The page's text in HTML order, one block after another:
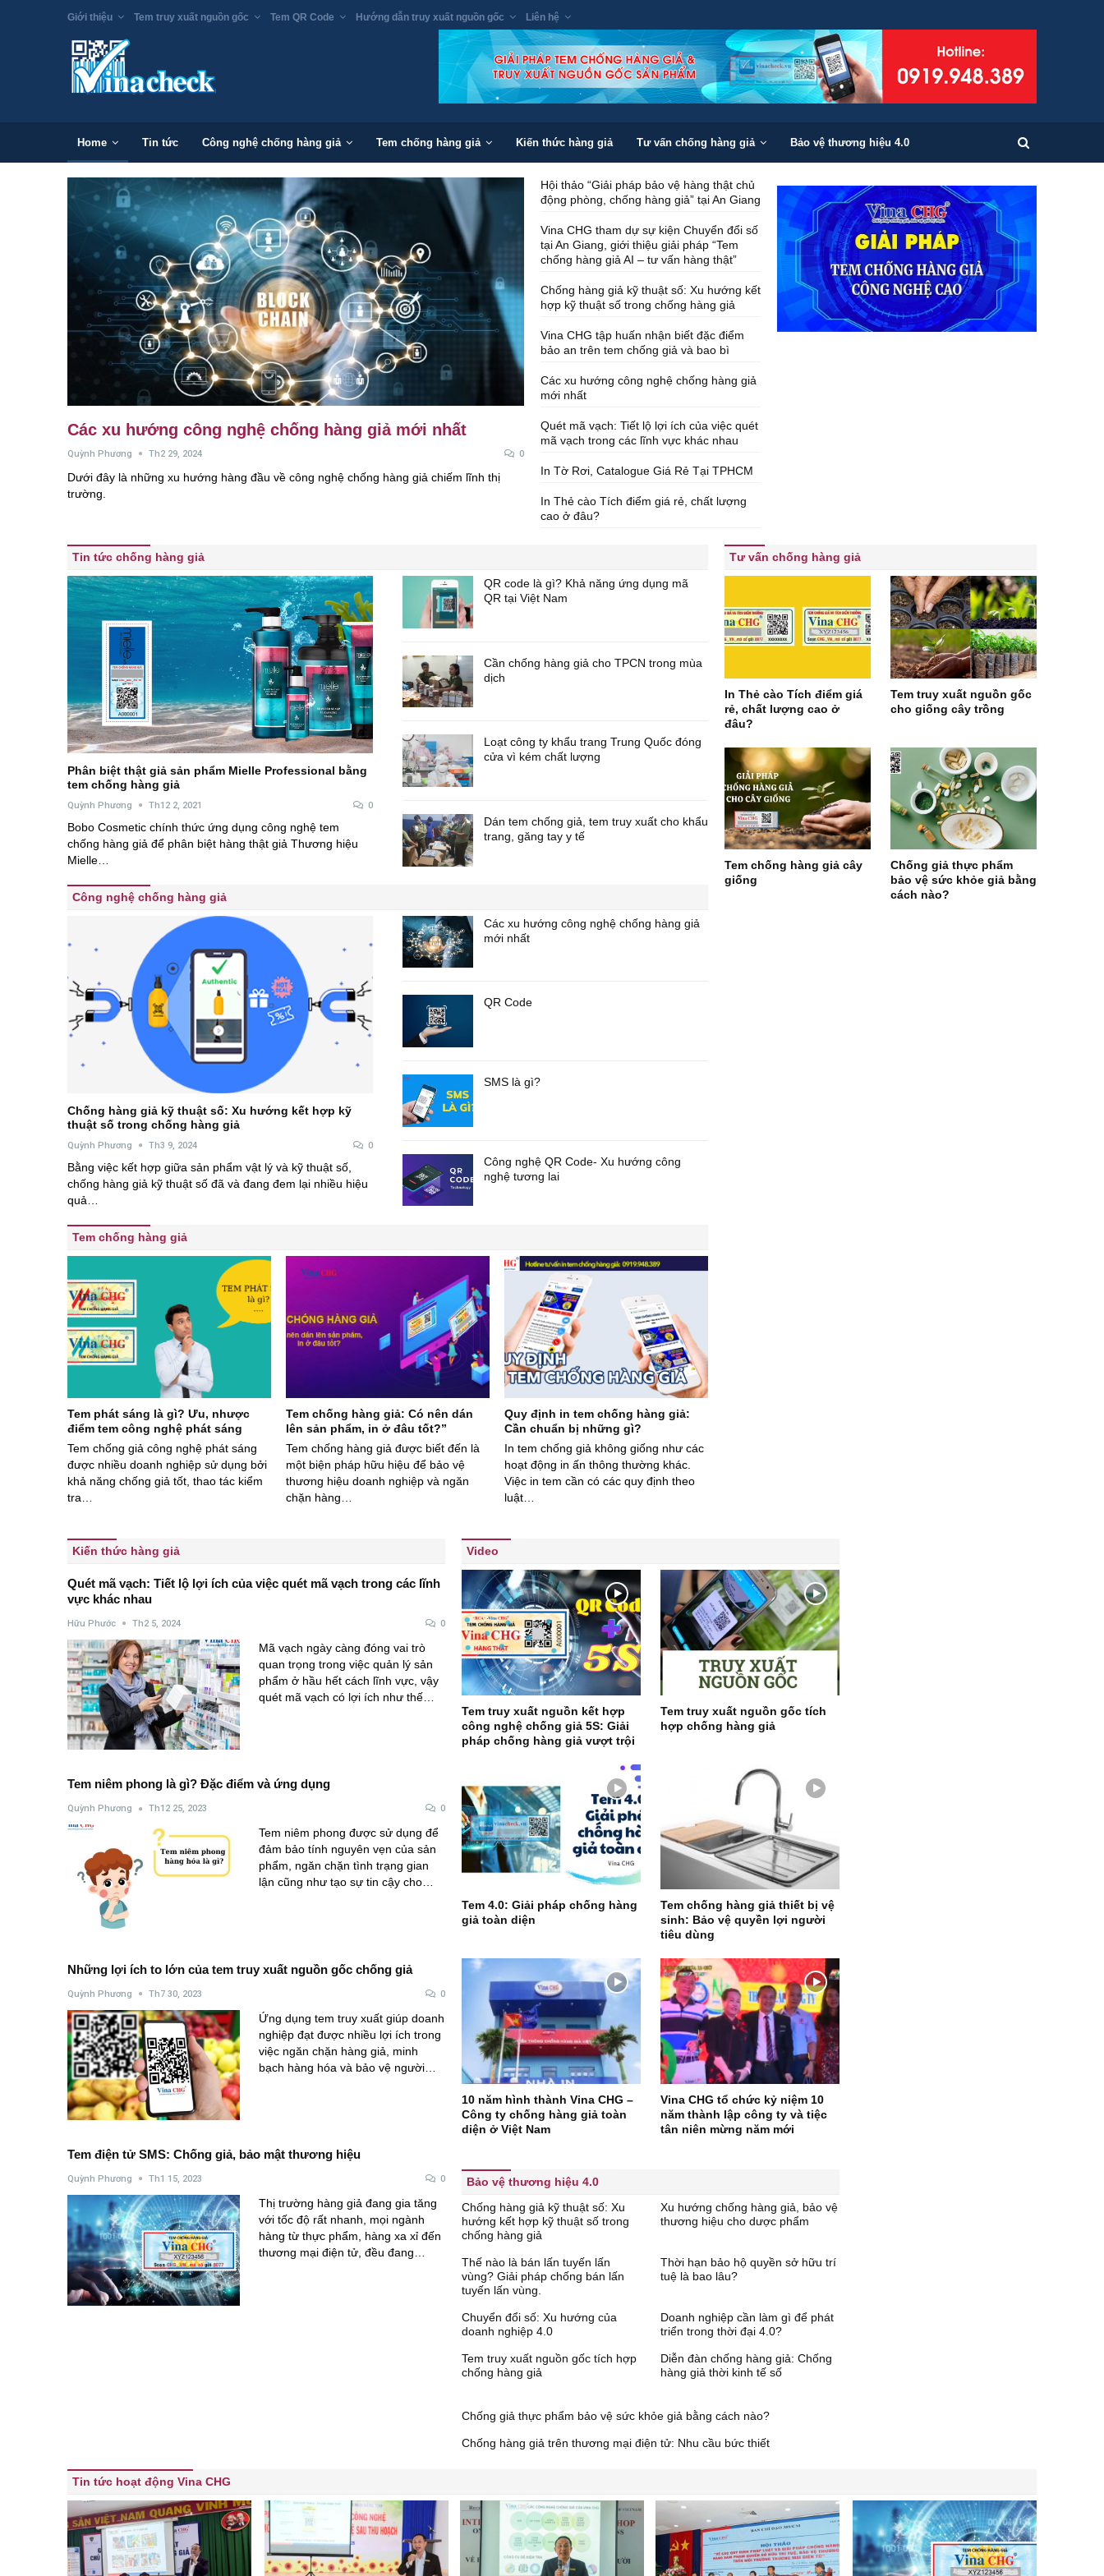
Giới thiệu Tem truy xuất nguồn gốc Tem QR Code Hướng dẫn truy xuất nguồn gốc Liên hệ
Home Tin tức Công nghệ chống hàng giả Tem chống hàng giả Kiến thức hàng giả Tư vấn chống hàng giả Bảo vệ thương hiệu 4.0
Các xu hướng công nghệ chống hàng giả mới nhất
Quỳnh Phương Th2 29, 2024 0
Dưới đây là những xu hướng hàng đầu về công nghệ chống hàng giả chiếm lĩnh thị
trường.
Hội thảo “Giải pháp bảo vệ hàng thật chủ
động phòng, chống hàng giả” tại An Giang
Vina CHG tham dự sự kiện Chuyển đổi số
tại An Giang, giới thiệu giải pháp “Tem
chống hàng giả AI – tư vấn hàng thật”
Chống hàng giả kỹ thuật số: Xu hướng kết
hợp kỹ thuật số trong chống hàng giả
Vina CHG tập huấn nhận biết đặc điểm
bảo an trên tem chống giả và bao bì
Các xu hướng công nghệ chống hàng giả
mới nhất
Quét mã vạch: Tiết lộ lợi ích của việc quét
mã vạch trong các lĩnh vực khác nhau
In Tờ Rơi, Catalogue Giá Rẻ Tại TPHCM
In Thẻ cào Tích điểm giá rẻ, chất lượng
cao ở đâu?
Tin tức chống hàng giả
Phân biệt thật giả sản phẩm Mielle Professional bằng
tem chống hàng giả
Quỳnh Phương Th12 2, 2021 0
Bobo Cosmetic chính thức ứng dụng công nghệ tem
chống hàng giả để phân biệt hàng thật giả Thương hiệu
Mielle…
QR code là gì? Khả năng ứng dụng mã
QR tại Việt Nam
Cần chống hàng giả cho TPCN trong mùa
dịch
Loạt công ty khẩu trang Trung Quốc đóng
cửa vì kém chất lượng
Dán tem chống giả, tem truy xuất cho khẩu
trang, găng tay y tế
Công nghệ chống hàng giả
Chống hàng giả kỹ thuật số: Xu hướng kết hợp kỹ
thuật số trong chống hàng giả
Quỳnh Phương Th3 9, 2024 0
Bằng việc kết hợp giữa sản phẩm vật lý và kỹ thuật số,
chống hàng giả kỹ thuật số đã và đang đem lại nhiều hiệu
quả…
Các xu hướng công nghệ chống hàng giả
mới nhất
QR Code
SMS là gì?
Công nghệ QR Code- Xu hướng công
nghệ tương lai
Tư vấn chống hàng giả
In Thẻ cào Tích điểm giá
rẻ, chất lượng cao ở
đâu?
Tem truy xuất nguồn gốc
cho giống cây trồng
Tem chống hàng giả cây
giống
Chống giả thực phẩm
bảo vệ sức khỏe giả bằng
cách nào?
Tem chống hàng giả
Tem phát sáng là gì? Ưu, nhược
điểm tem công nghệ phát sáng
Tem chống giả công nghệ phát sáng
được nhiều doanh nghiệp sử dụng bởi
khả năng chống giả tốt, thao tác kiểm
tra…
Tem chống hàng giả: Có nên dán
lên sản phẩm, in ở đâu tốt?”
Tem chống hàng giả được biết đến là
một biện pháp hữu hiệu để bảo vệ
thương hiệu doanh nghiệp và ngăn
chặn hàng…
Quy định in tem chống hàng giả:
Cần chuẩn bị những gì?
In tem chống giả không giống như các
hoạt động in ấn thông thường khác.
Việc in tem cần có các quy định theo
luật…
Kiến thức hàng giả
Quét mã vạch: Tiết lộ lợi ích của việc quét mã vạch trong các lĩnh
vực khác nhau
Hữu Phước Th2 5, 2024 0
Mã vạch ngày càng đóng vai trò
quan trọng trong việc quản lý sản
phẩm ở hầu hết cách lĩnh vực, vậy
quét mã vạch có lợi ích như thế…
Tem niêm phong là gì? Đặc điểm và ứng dụng
Quỳnh Phương Th12 25, 2023 0
Tem niêm phong được sử dụng để
đảm bảo tính nguyên vẹn của sản
phẩm, ngăn chặn tình trạng gian
lận cũng như tạo sự tin cậy cho…
Những lợi ích to lớn của tem truy xuất nguồn gốc chống giả
Quỳnh Phương Th7 30, 2023 0
Ứng dụng tem truy xuất giúp doanh
nghiệp đạt được nhiều lợi ích trong
việc ngăn chặn hàng giả, minh
bạch hàng hóa và bảo vệ người…
Tem điện tử SMS: Chống giả, bảo mật thương hiệu
Quỳnh Phương Th1 15, 2023 0
Thị trường hàng giả đang gia tăng
với tốc độ rất nhanh, mọi ngành
hàng từ thực phẩm, hàng xa xỉ đến
thương mại điện tử, đều đang…
Video
Tem truy xuất nguồn kết hợp
công nghệ chống giả 5S: Giải
pháp chống hàng giả vượt trội
Tem truy xuất nguồn gốc tích
hợp chống hàng giả
Tem 4.0: Giải pháp chống hàng
giả toàn diện
Tem chống hàng giả thiết bị vệ
sinh: Bảo vệ quyền lợi người
tiêu dùng
10 năm hình thành Vina CHG –
Công ty chống hàng giả toàn
diện ở Việt Nam
Vina CHG tổ chức kỷ niệm 10
năm thành lập công ty và tiệc
tân niên mừng năm mới
Bảo vệ thương hiệu 4.0
Chống hàng giả kỹ thuật số: Xu
hướng kết hợp kỹ thuật số trong
chống hàng giả
Xu hướng chống hàng giả, bảo vệ
thương hiệu cho dược phẩm
Thế nào là bán lấn tuyến lấn
vùng? Giải pháp chống bán lấn
tuyến lấn vùng.
Thời hạn bảo hộ quyền sở hữu trí
tuệ là bao lâu?
Chuyển đổi số: Xu hướng của
doanh nghiệp 4.0
Doanh nghiệp cần làm gì để phát
triển trong thời đại 4.0?
Tem truy xuất nguồn gốc tích hợp
chống hàng giả
Diễn đàn chống hàng giả: Chống
hàng giả thời kinh tế số
Chống giả thực phẩm bảo vệ sức khỏe giả bằng cách nào?
Chống hàng giả trên thương mại điện tử: Nhu cầu bức thiết
Tin tức hoạt động Vina CHG